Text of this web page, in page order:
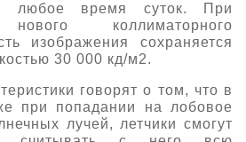
любое время суток. При
нового коллиматорного
изображения сохраняется
30 000 кд/м2.
говорят о том, что в
при попадании на лобовое
лучей, летчики смогут